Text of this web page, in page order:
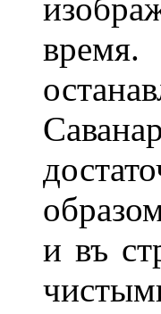
и въ